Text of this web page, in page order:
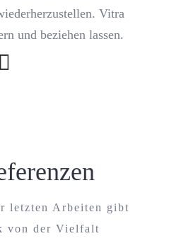
Vitra
und beziehen lassen.
letzten Arbeiten gibt
von der Vielfalt